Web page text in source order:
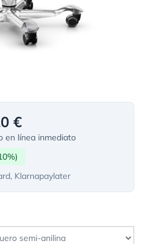
€
en línea inmediato
Klarnapaylater